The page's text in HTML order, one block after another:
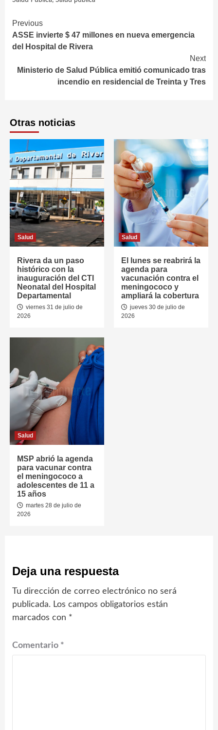
Continue
Reading
Previous
ASSE invierte $ 47 millones en nueva emergencia
del Hospital de Rivera
Next
Ministerio de Salud Pública emitió comunicado tras
incendio en residencial de Treinta y Tres
Otras noticias
Salud
Rivera da un paso
histórico con la
inauguración del CTI
Neonatal del Hospital
Departamental
viernes 31 de julio de
2026
Salud
El lunes se reabrirá la
agenda para
vacunación contra el
meningococo y
ampliará la cobertura
jueves 30 de julio de
2026
Salud
MSP abrió la agenda
para vacunar contra
el meningococo a
adolescentes de 11 a
15 años
martes 28 de julio de
2026
Deja una respuesta
Tu dirección de correo electrónico no será
publicada. Los campos obligatorios están
marcados con *
Comentario *